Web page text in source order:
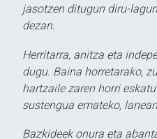
jasotzen ditugun diru-
dezan.
Herritarra, anitza eta
dugu. Baina horretarako,
hartzaile zaren horri
sustengua emateko,
Bazkideek onura eta